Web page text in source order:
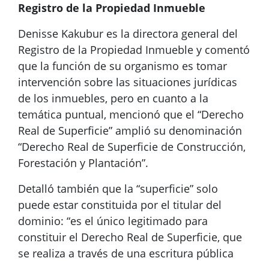
Registro de la Propiedad Inmueble
Denisse Kakubur es la directora general del
Registro de la Propiedad Inmueble y comentó
que la función de su organismo es tomar
intervención sobre las situaciones jurídicas
de los inmuebles, pero en cuanto a la
temática puntual, mencionó que el “Derecho
Real de Superficie” amplió su denominación
“Derecho Real de Superficie de Construcción,
Forestación y Plantación”.
Detalló también que la “superficie” solo
puede estar constituida por el titular del
dominio: “es el único legitimado para
constituir el Derecho Real de Superficie, que
se realiza a través de una escritura pública